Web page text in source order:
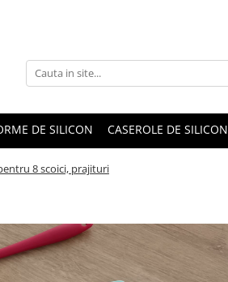
DE SILICON CASEROLE DE SILICON
8 scoici, prajituri